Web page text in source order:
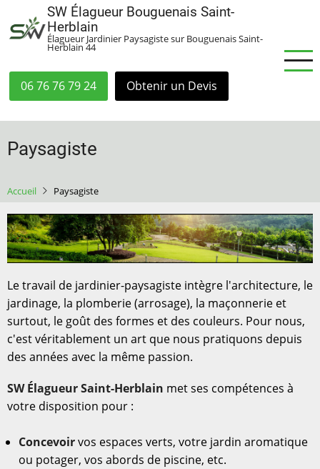
au
contenu
SW Élagueur Bouguenais Saint-
Herblain
Élagueur Jardinier Paysagiste sur Bouguenais Saint-
Herblain 44
06 76 76 79 24 Obtenir un Devis
Paysagiste
Accueil Paysagiste
Le travail de jardinier-paysagiste intègre l'architecture, le
jardinage, la plomberie (arrosage), la maçonnerie et
surtout, le goût des formes et des couleurs. Pour nous,
c'est véritablement un art que nous pratiquons depuis
des années avec la même passion.
SW Élagueur Saint-Herblain met ses compétences à
votre disposition pour :
Concevoirvos espaces verts, votre jardin aromatique
ou potager, vos abords de piscine, etc.